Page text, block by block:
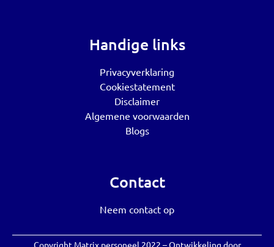
Handige links
Privacyverklaring
Cookiestatement
Disclaimer
Algemene voorwaarden
Blogs
Contact
Neem contact op
Copyright Matrix personeel 2022 – Ontwikkeling door